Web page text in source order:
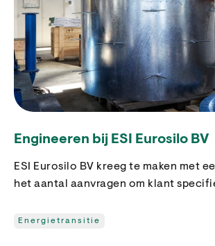
Engineeren bij ESI Eurosilo BV
ESI Eurosilo BV kreeg te maken met
het aantal aanvragen om klant
Energietransitie